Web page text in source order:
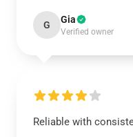
G Gia
Verified owner
Reliable with